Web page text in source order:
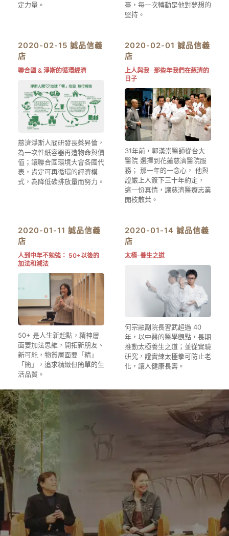
定力量。
臺，每一次轉動是他對夢想的
堅持。
2020-02-15 誠品信義
店
聯合國 & 淨斯的循環經濟
慈濟淨斯人間研發長蔡昇倫，
為一次性紙容器再造物命與價
值；讓聯合國環境大會各國代
表，肯定可再循環的經濟模
式，為降低碳排放量而努力。
2020-02-01 誠品信義
店
上人與我─那些年我們在慈濟的
日子
31年前，郭漢崇醫師從台大
醫院 選擇到花蓮慈濟醫院服
務； 那一年的一念心， 他與
證嚴上人簽下三十年約定，
這一份真情，讓慈濟醫療志業
開枝散葉。
2020-01-11 誠品信義
店
人到中年不勉強： 50+以後的
加法和減法
50+ 是人生新起點，精神層
面要加法思維，開拓新朋友、
新可能，物質層面要「精」
「簡」，追求精緻但簡單的生
活品質。
2020-01-14 誠品信義
店
太極-養生之道
何宗融副院長習武超過 40
年，以中醫的醫學觀點，長期
推動太極養生之道；並從實驗
研究，證實練太極拳可防止老
化，讓人健康長壽。